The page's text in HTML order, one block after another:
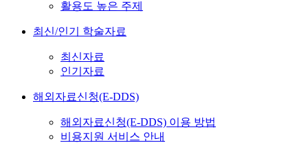
활용도 높은 주제
최신/인기 학술자료
최신자료
인기자료
해외자료신청(E-DDS)
해외자료신청(E-DDS) 이용 방법
비용지원 서비스 안내